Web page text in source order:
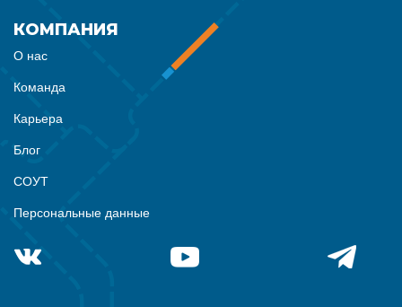
КОМПАНИЯ
О нас
Команда
Карьера
Блог
СОУТ
Персональные данные